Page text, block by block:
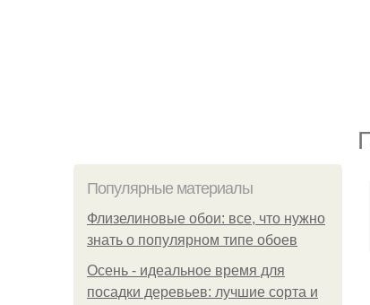
Популярные материалы
Флизелиновые обои: все, что нужно
знать о популярном типе обоев
Осень - идеальное время для
посадки деревьев: лучшие сорта и